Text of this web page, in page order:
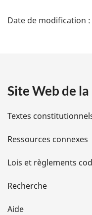
é
i
l
s
d
e
l
Date de modification :
Site Web de
Textes
Ressources connexes
Lois et règlements
Recherche
Aide